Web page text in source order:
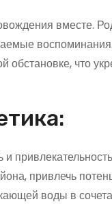
вместе.
обстановке, что
привлечь
воды в